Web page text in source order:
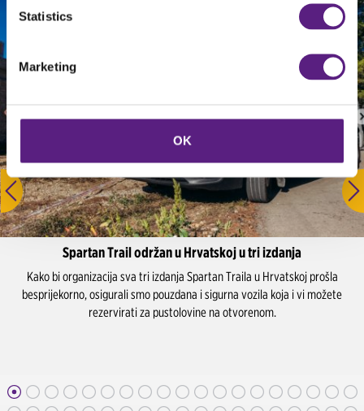
Statistics
Marketing
OK
Spartan Trail održan u Hrvatskoj u tri izdanja
Kako bi organizacija sva tri izdanja Spartan Traila u Hrvatskoj prošla
besprijekorno, osigurali smo pouzdana i sigurna vozila koja i vi možete
rezervirati za pustolovine na otvorenom.